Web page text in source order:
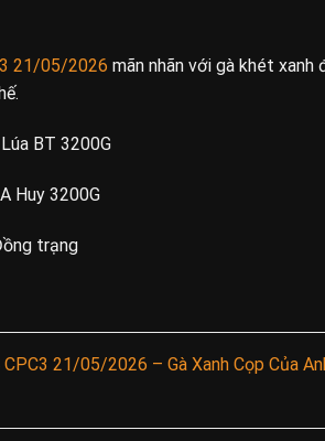
21/05/2026 mãn nhãn với gà khét xanh
BT 3200G
A Huy 3200G
trạng
CPC3 21/05/2026 – Gà Xanh Cọp Của